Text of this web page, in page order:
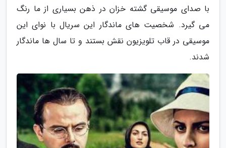
با صدای موسیقی گشته خزان در ذهن بسیاری از ما رنگ
می گیرد. شخصیت های ماندگار این سریال با نوای این
موسیقی در قاب تلویزیون نقش بستند و تا سال ها ماندگار
شدند.